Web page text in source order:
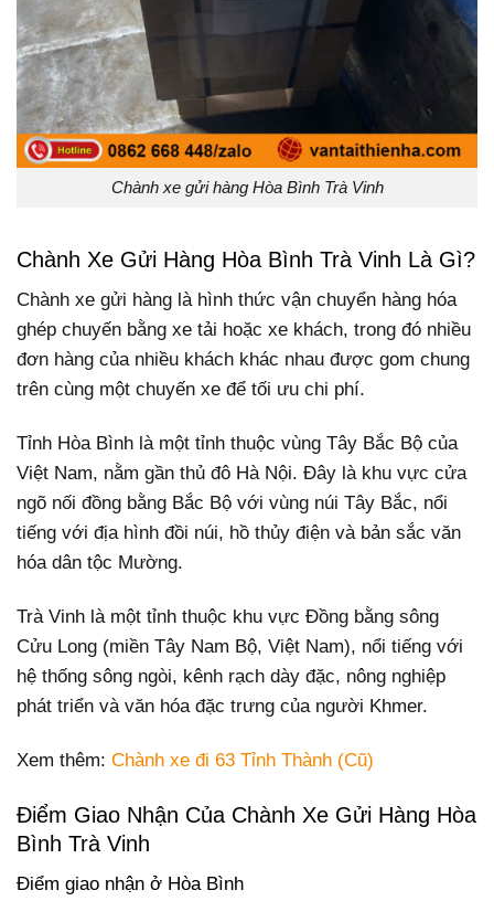
Chành xe gửi hàng Hòa Bình Trà Vinh
Chành Xe Gửi Hàng Hòa Bình Trà Vinh Là Gì?
Chành xe gửi hàng là hình thức vận chuyển hàng hóa
ghép chuyến bằng xe tải hoặc xe khách, trong đó nhiều
đơn hàng của nhiều khách khác nhau được gom chung
trên cùng một chuyến xe để tối ưu chi phí.
Tỉnh Hòa Bình là một tỉnh thuộc vùng Tây Bắc Bộ của
Việt Nam, nằm gần thủ đô Hà Nội. Đây là khu vực cửa
ngõ nối đồng bằng Bắc Bộ với vùng núi Tây Bắc, nổi
tiếng với địa hình đồi núi, hồ thủy điện và bản sắc văn
hóa dân tộc Mường.
Trà Vinh là một tỉnh thuộc khu vực Đồng bằng sông
Cửu Long (miền Tây Nam Bộ, Việt Nam), nổi tiếng với
hệ thống sông ngòi, kênh rạch dày đặc, nông nghiệp
phát triển và văn hóa đặc trưng của người Khmer.
Xem thêm: Chành xe đi 63 Tỉnh Thành (Cũ)
Điểm Giao Nhận Của Chành Xe Gửi Hàng Hòa
Bình Trà Vinh
Điểm giao nhận ở Hòa Bình